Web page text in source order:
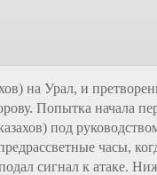
на Урал, и
Попытка начала
под
часы,
сигнал к атаке.